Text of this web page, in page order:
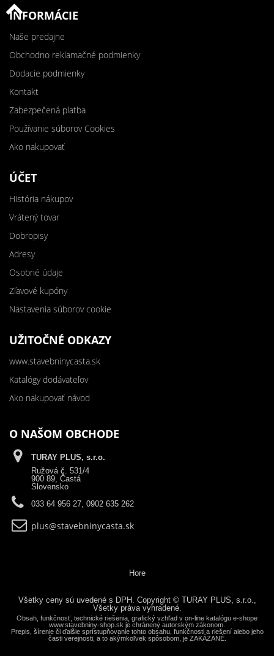
INFORMÁCIE
Naše predajne
Obchodno reklamačné podmienky
Dodacie podmienky
Kontakt
Zabezpečená platba
Používanie súborov Cookies
Ako nakupovať
ÚČET
História nákupov
Vrátený tovar
Dobropisy
Adresy
Osobné údaje
Zľavové kupóny
Nastavenia súborov cookie
UŽITOČNÉ ODKAZY
www.stavebninycasta.sk
Katalógy dodávateľov
Ako nakupovať návod
O NAŠOM OBCHODE
TURAY PLUS, s.r.o.
Ružová č. 531/4
900 89, Častá
Slovensko
033 64 956 27, 0902 635 262
plus@stavebninycasta.sk
Hore
Všetky ceny sú uvedené s DPH. Copyright © TURAY PLUS, s.r.o.,
Všetky práva vyhradené.
Obsah, funkčnosť, technické riešenia, grafický vzhľad v on-line katalógu e-shope
www.stavebniny-shop.sk je chránený autorským zákonom.
Prepis, šírenie či ďalšie sprístupňovanie tohto obsahu, funkčnosti a riešení alebo jeho
časti verejnosti, a to akýmkoľvek spôsobom, je ZAKÁZANÉ.